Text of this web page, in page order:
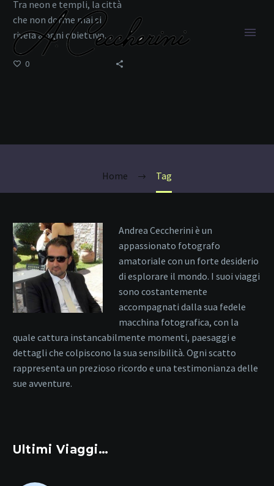
Home Tag
Tra neon e templi, la città
che non dorme mai si
rivela a ogni obiettivo.
0
Andrea Ceccherini è un
appassionato fotografo
amatoriale con un forte desiderio
di esplorare il mondo. I suoi viaggi
sono costantemente
accompagnati dalla sua fedele
macchina fotografica, con la
quale cattura instancabilmente momenti, paesaggi e
dettagli che colpiscono la sua sensibilità. Ogni scatto
rappresenta un prezioso ricordo e una testimonianza delle
sue avventure.
Ultimi Viaggi…